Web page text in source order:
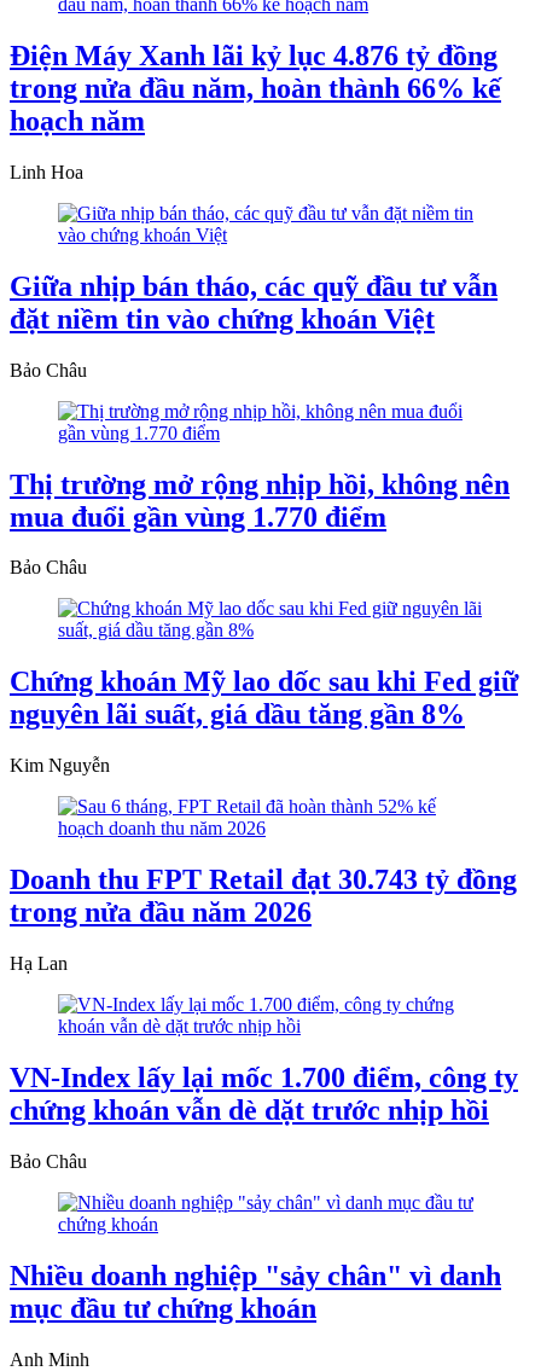
Điện Máy Xanh lãi kỷ lục 4.876 tỷ đồng
trong nửa đầu năm, hoàn thành 66% kế
hoạch năm
Linh Hoa
Giữa nhịp bán tháo, các quỹ đầu tư vẫn
đặt niềm tin vào chứng khoán Việt
Bảo Châu
Thị trường mở rộng nhịp hồi, không nên
mua đuổi gần vùng 1.770 điểm
Bảo Châu
Chứng khoán Mỹ lao dốc sau khi Fed giữ
nguyên lãi suất, giá dầu tăng gần 8%
Kim Nguyễn
Doanh thu FPT Retail đạt 30.743 tỷ đồng
trong nửa đầu năm 2026
Hạ Lan
VN-Index lấy lại mốc 1.700 điểm, công ty
chứng khoán vẫn dè dặt trước nhịp hồi
Bảo Châu
Nhiều doanh nghiệp "sảy chân" vì danh
mục đầu tư chứng khoán
Anh Minh